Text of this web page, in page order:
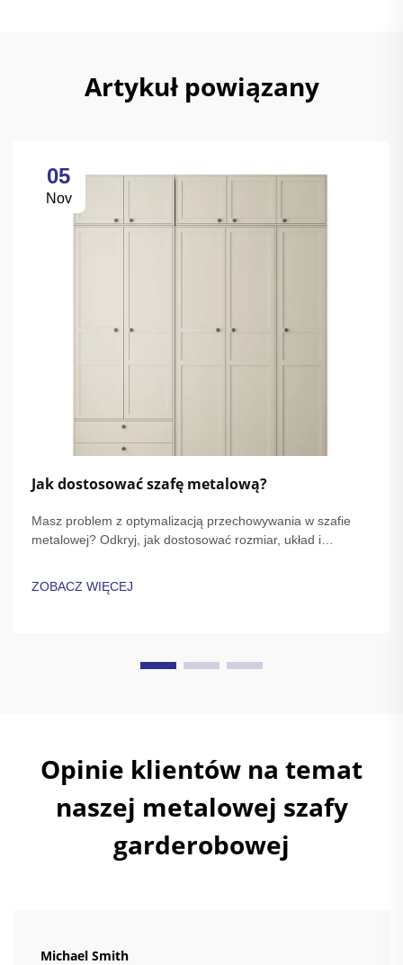
Artykuł powiązany
05
Nov
Jak dostosować szafę metalową?
Masz problem z optymalizacją przechowywania w szafie
metalowej? Odkryj, jak dostosować rozmiar, układ i
instalacji. Zacznij projektować swoje idealne rozwiązanie już
ZOBACZ WIĘCEJ
Opinie klientów na temat
naszej metalowej szafy
garderobowej
Michael Smith